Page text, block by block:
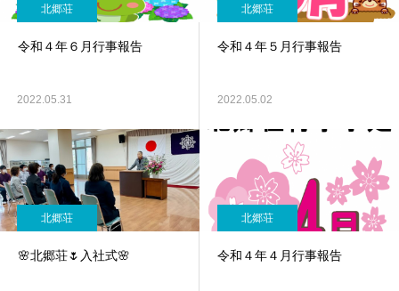
北郷荘
令和４年６月行事報告
2022.05.31
北郷荘
令和４年５月行事報告
2022.05.02
北郷荘
🌸北郷荘🌷入社式🌸
北郷荘
令和４年４月行事報告